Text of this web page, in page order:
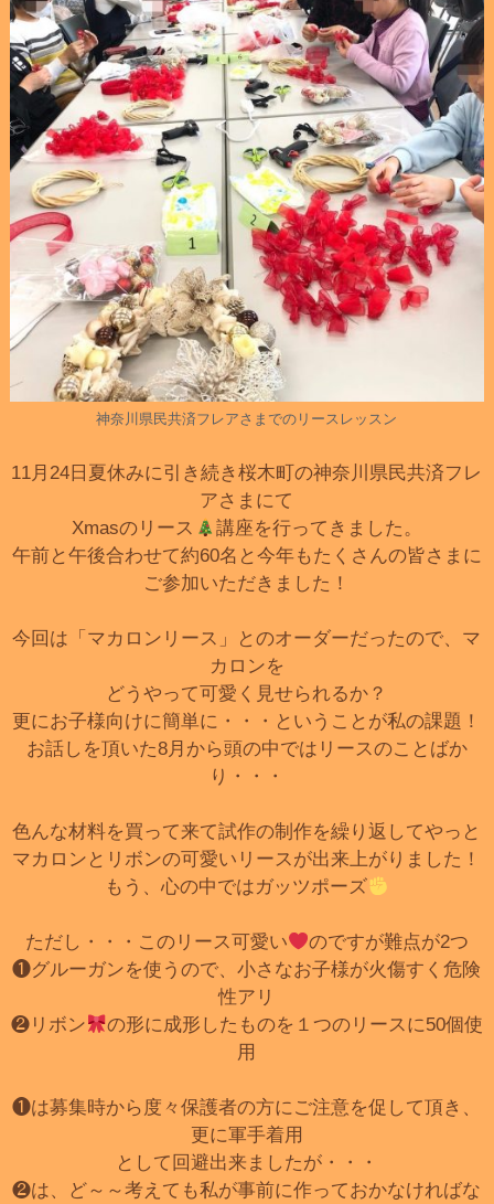
神奈川県民共済フレアさまでのリースレッスン
11月24日夏休みに引き続き桜木町の神奈川県民共済フレ
アさまにて
Xmasのリース
講座を行ってきました。
午前と午後合わせて約60名と今年もたくさんの皆さまに
ご参加いただきました！
今回は「マカロンリース」とのオーダーだったので、マ
カロンを
どうやって可愛く見せられるか？
更にお子様向けに簡単に・・・ということが私の課題！
お話しを頂いた8月から頭の中ではリースのことばか
り・・・
色んな材料を買って来て試作の制作を繰り返してやっと
マカロンとリボンの可愛いリースが出来上がりました！
もう、心の中ではガッツポーズ
ただし・・・このリース可愛い
のですが難点が2つ
❶グルーガンを使うので、小さなお子様が火傷すく危険
性アリ
❷リボン
の形に成形したものを１つのリースに50個使
用
❶は募集時から度々保護者の方にご注意を促して頂き、
更に軍手着用
として回避出来ましたが・・・
❷は、ど～～考えても私が事前に作っておかなければな